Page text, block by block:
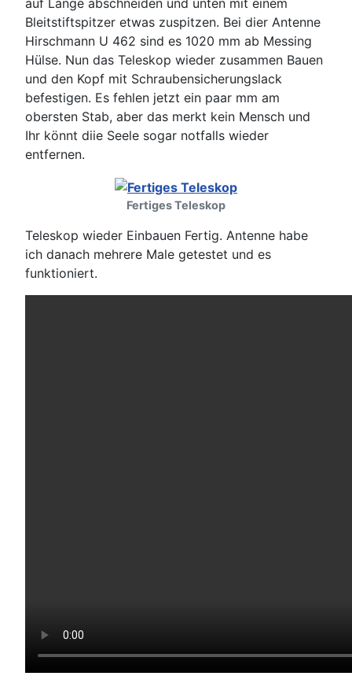
auf Länge abschneiden und unten mit einem
Bleitstiftspitzer etwas zuspitzen. Bei dier Antenne
Hirschmann U 462 sind es 1020 mm ab Messing
Hülse. Nun das Teleskop wieder zusammen Bauen
und den Kopf mit Schraubensicherungslack
befestigen. Es fehlen jetzt ein paar mm am
obersten Stab, aber das merkt kein Mensch und
Ihr könnt diie Seele sogar notfalls wieder
entfernen.
Fertiges Teleskop
Teleskop wieder Einbauen Fertig. Antenne habe
ich danach mehrere Male getestet und es
funktioniert.